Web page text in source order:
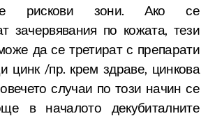
рискови зони. Ако се
зачервявания по кожата, тези
да се третират с препарати
цинк /пр. крем здраве, цинкова
случаи по този начин се
в началото декубиталните